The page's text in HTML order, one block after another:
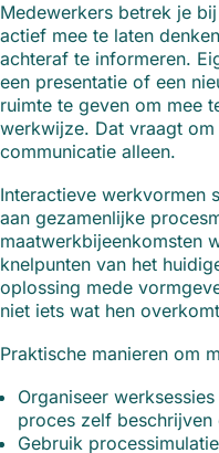
Medewerkers betrek je
actief mee te laten
achteraf te informeren.
een presentatie of een
ruimte te geven om mee
werkwijze. Dat vraagt
communicatie alleen.
Interactieve werkvormen
aan gezamenlijke
maatwerkbijeenkomsten
knelpunten van het
oplossing mede
niet iets wat hen
Praktische manieren om
Organiseer
proces zelf beschrijven
Gebruik